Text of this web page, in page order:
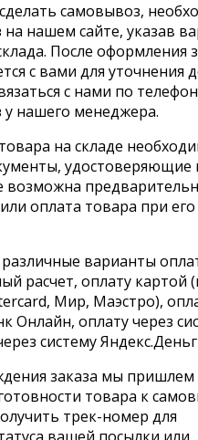
самовывоз,
нашем сайте, указав
После оформления
с вами для уточнения
с нами по
нашего менеджера.
на складе
удостоверяющие
возможна
оплата товара при его
варианты
расчет, оплату картой
Мир, Маэстро),
Онлайн, оплату через
систему
заказа мы
товара к
трек-номер для